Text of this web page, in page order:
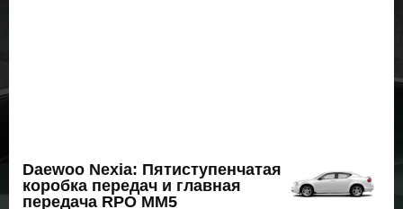
Daewoo Nexia: Пятиступенчатая
коробка передач и главная
передача RPO MM5